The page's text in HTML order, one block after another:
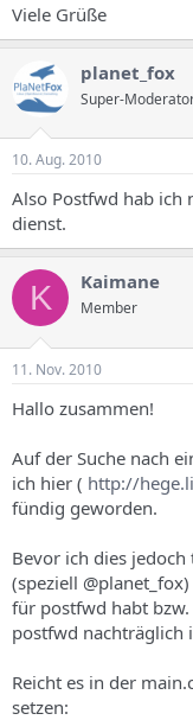
Viele Grüße
planet_fox
Super-
10. Aug. 2010
Also Postfwd hab ich
dienst.
K Kaimane
Member
11. Nov. 2010
Hallo zusammen!
Auf der Suche nach
ich hier ( http://
fündig geworden.
Bevor ich dies
(speziell
für postfwd habt
postfwd nachträglich
Reicht es in der
setzen: